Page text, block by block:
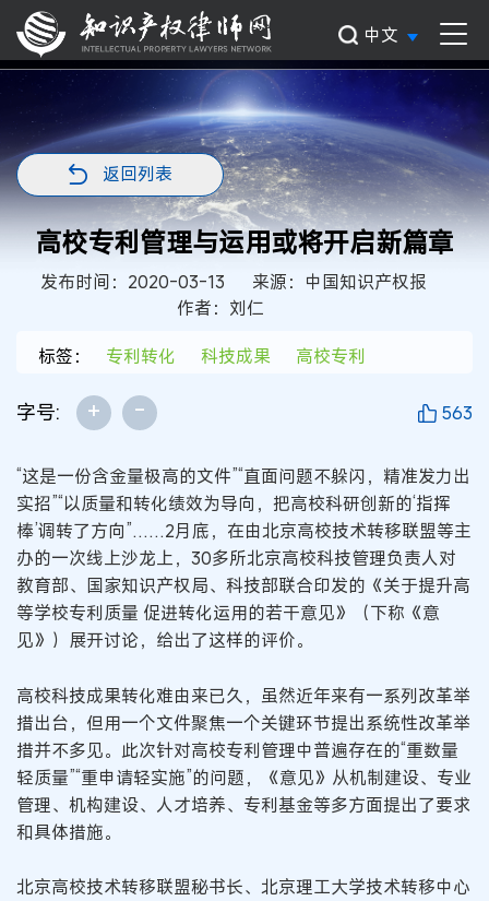
中文
返回列表
高校专利管理与运用或将开启新篇章
发布时间：2020-03-13
来源：中国知识产权报
作者：刘仁
标签：
专利转化 科技成果 高校专利
字号: + - 563
“这是一份含金量极高的文件”“直面问题不躲闪，精准发力出
实招”“以质量和转化绩效为导向，把高校科研创新的‘指挥
棒’调转了方向”……2月底，在由北京高校技术转移联盟等主
办的一次线上沙龙上，30多所北京高校科技管理负责人对
教育部、国家知识产权局、科技部联合印发的《关于提升高
等学校专利质量 促进转化运用的若干意见》（下称《意
见》）展开讨论，给出了这样的评价。
高校科技成果转化难由来已久，虽然近年来有一系列改革举
措出台，但用一个文件聚焦一个关键环节提出系统性改革举
措并不多见。此次针对高校专利管理中普遍存在的“重数量
轻质量”“重申请轻实施”的问题，《意见》从机制建设、专业
管理、机构建设、人才培养、专利基金等多方面提出了要求
和具体措施。
北京高校技术转移联盟秘书长、北京理工大学技术转移中心